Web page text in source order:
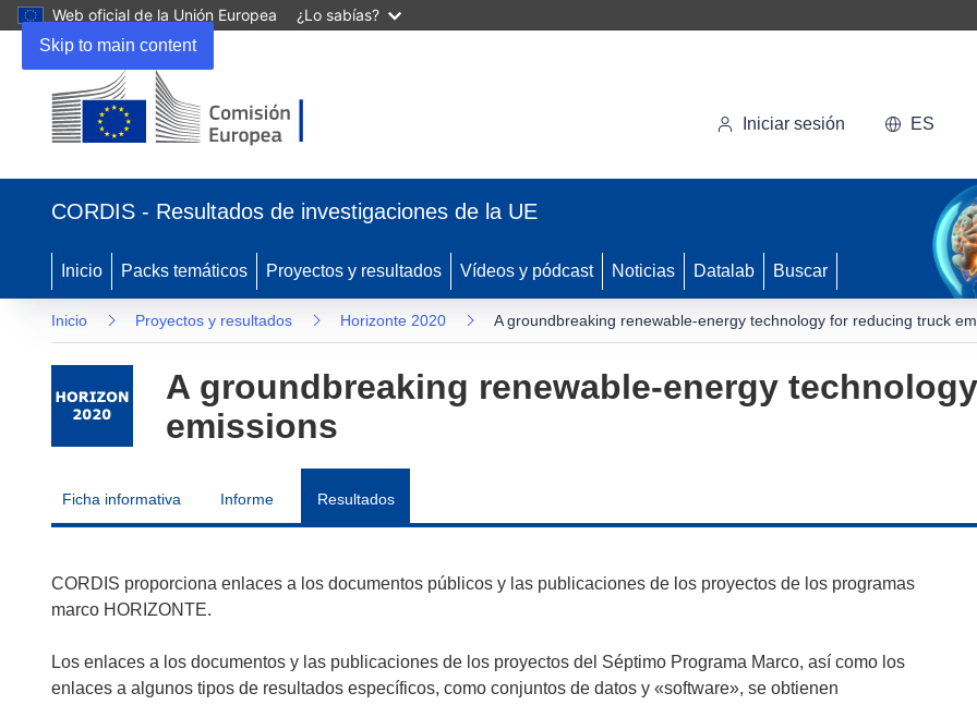
Skip to main content
Web oficial de la Unión Europea ¿Lo sabías?
en
nueva
ventana)
Iniciar sesión ES
CORDIS - Resultados de investigaciones de la UE
Inicio Packs temáticos Proyectos y resultados Vídeos y pódcast Noticias Datalab Buscar
Inicio Proyectos y resultados Horizonte 2020 A groundbreaking renewable-energy technology for reducing truck
A groundbreaking renewable-energy
emissions
Ficha informativa Informe Resultados
CORDIS proporciona enlaces a los documentos públicos y las publicaciones de los proyectos de los programas
marco HORIZONTE.
Los enlaces a los documentos y las publicaciones de los proyectos del Séptimo Programa Marco, así como los
enlaces a algunos tipos de resultados específicos, como conjuntos de datos y «software», se obtienen